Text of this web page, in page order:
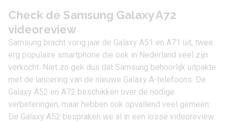
Check de Samsung Galaxy A72
videoreview
Samsung bracht vorig jaar de Galaxy A51 en A71 uit, twee
erg populaire smartphone die ook in Nederland veel zijn
verkocht. Niet zo gek dus dat Samsung behoorlijk uitpakte
met de lancering van de nieuwe Galaxy A-telefoons. De
Galaxy A52 en A72 beschikken over de nodige
verbeteringen, maar hebben ook opvallend veel gemeen.
De Galaxy A52 bespraken we al in een losse videoreview